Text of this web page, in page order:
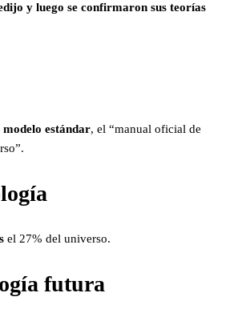
y luego se confirmaron sus teorías
modelo estándar, el “manual oficial de
el 27% del universo.
futura